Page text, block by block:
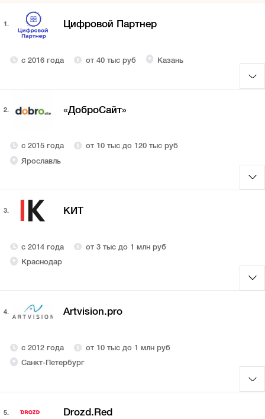
1. Цифровой Партнер
с 2016 года от 40 тыс руб Казань
2. «ДоброCайт»
с 2015 года
от 10 тыс до 120 тыс руб
Ярославль
3. КИТ
с 2014 года
от 3 тыс до 1 млн руб
Краснодар
4. Artvision.pro
с 2012 года
от 10 тыс до 1 млн руб
Санкт-Петербург
5. Drozd.Red